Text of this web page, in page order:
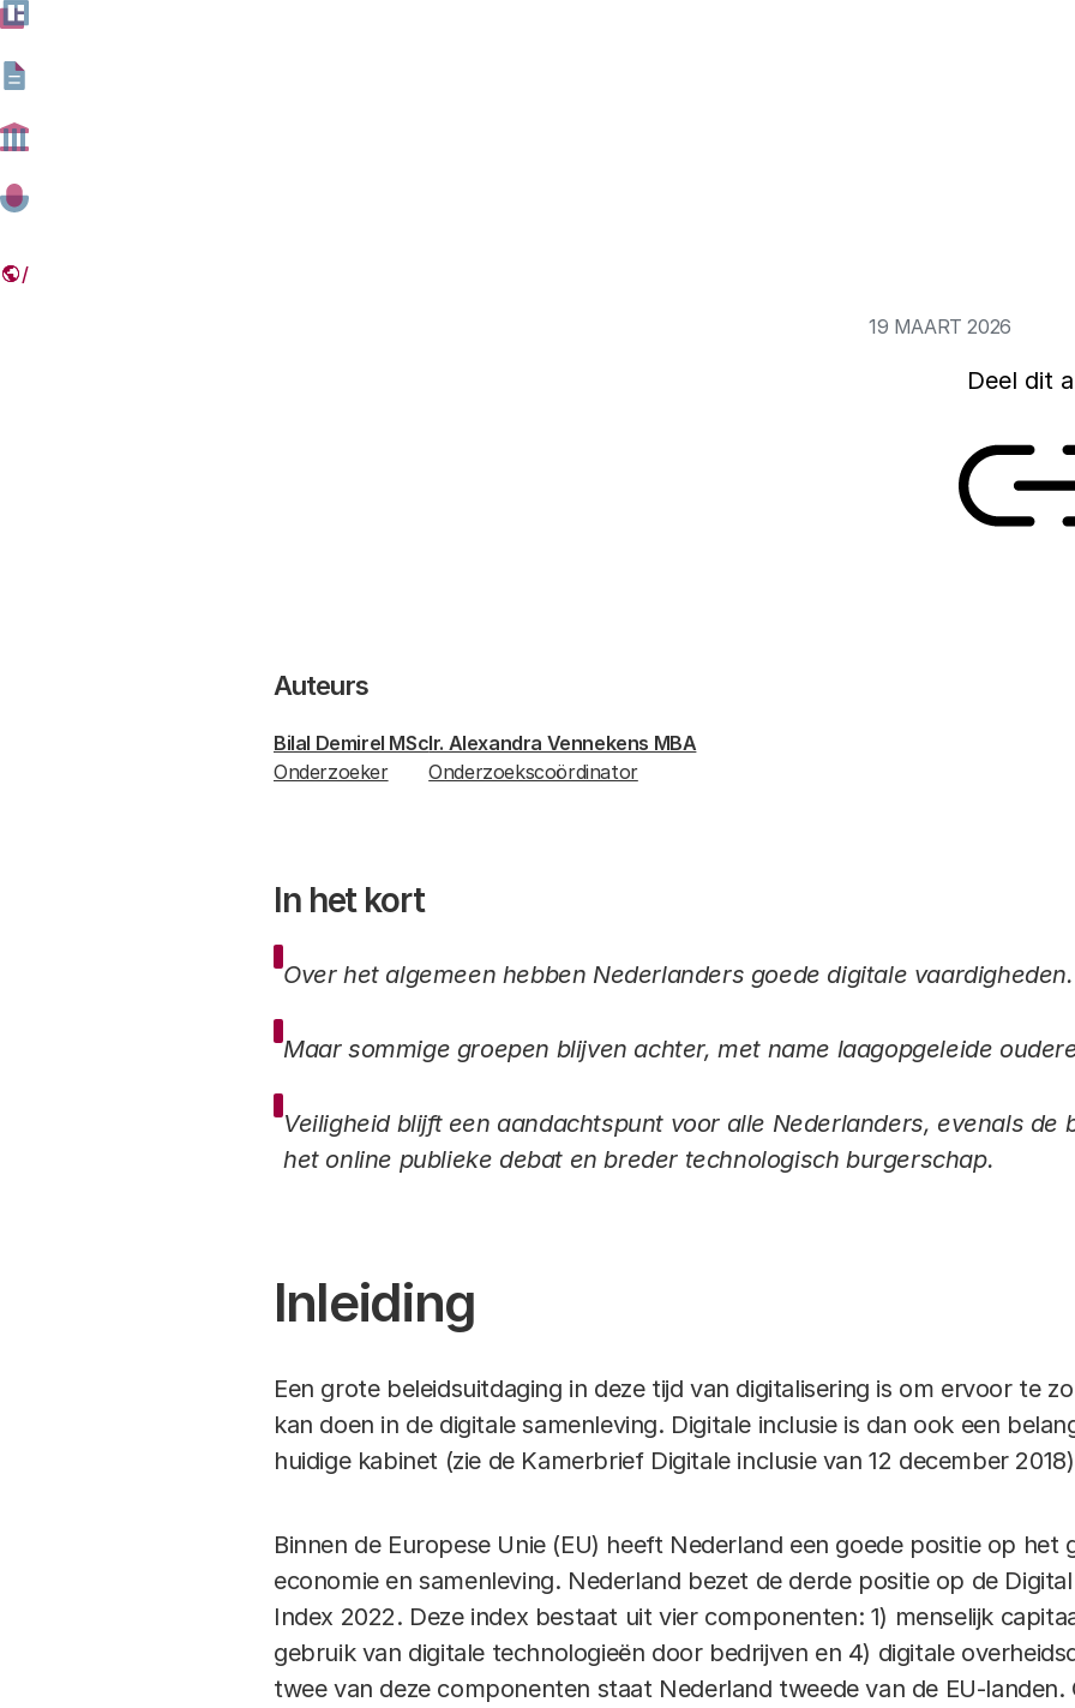
19 MAART 2026
Deel dit
Auteurs
Bilal Demirel MSc
Onderzoeker
Ir. Alexandra Vennekens MBA
Onderzoekscoördinator
In het kort
Over het algemeen hebben Nederlanders goede digitale vaardigheden.
Maar sommige groepen blijven achter, met name laagopgeleide
Veiligheid blijft een aandachtspunt voor alle Nederlanders, evenals de
het online publieke debat en breder technologisch burgerschap.
Inleiding
Een grote beleidsuitdaging in deze tijd van digitalisering is om ervoor te
kan doen in de digitale samenleving. Digitale inclusie is dan ook een
huidige kabinet (zie de Kamerbrief Digitale inclusie van 12 december
Binnen de Europese Unie (EU) heeft Nederland een goede positie op het
economie en samenleving. Nederland bezet de derde positie op de
Index 2022. Deze index bestaat uit vier componenten: 1) menselijk
gebruik van digitale technologieën door bedrijven en 4) digitale
twee van deze componenten staat Nederland tweede van de EU-